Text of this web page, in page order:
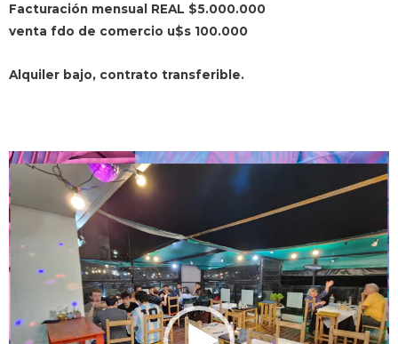
Facturación mensual REAL $5.000.000
venta fdo de comercio u$s 100.000
Alquiler bajo, contrato transferible.
Reproductor
de
vídeo